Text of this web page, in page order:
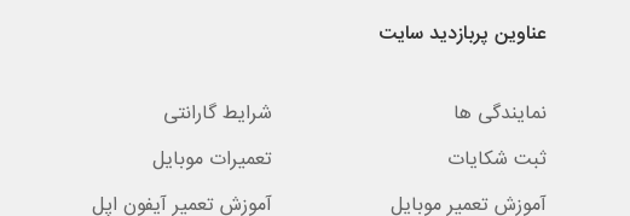
عناوین پربازدید سایت
نمایندگی ها شرایط گارانتی
ثبت شکایات
تعمیرات موبایل
آموزش تعمیر موبایل
آموزش تعمیر آیفون اپل